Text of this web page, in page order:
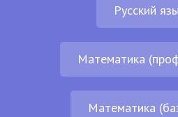
Русский
Математика
Математика